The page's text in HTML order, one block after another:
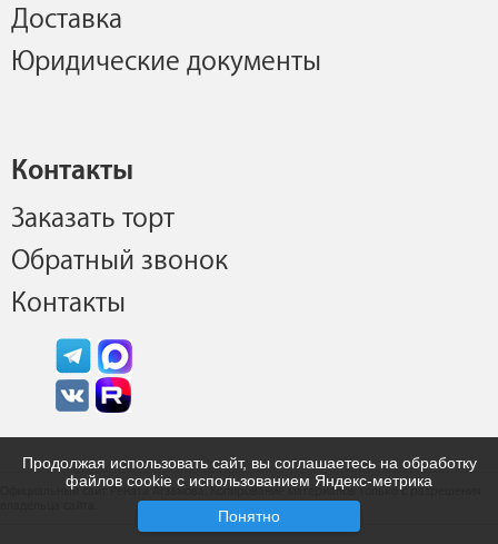
Доставка
Юридические документы
Контакты
Заказать торт
Обратный звонок
Контакты
Официальный сайт Рената Агзамова. Копирование материалов только с разрешения
Продолжая использовать сайт, вы соглашаетесь на обработку
файлов cookie с использованием Яндекс-метрика
Понятно